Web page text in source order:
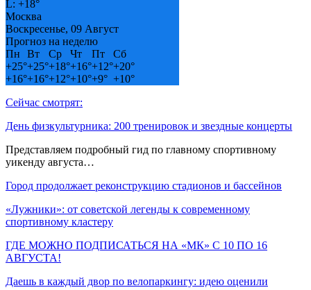
L: +18°
Москва
Воскресенье, 09 Август
Прогноз на неделю
Пн
Вт Ср Чт Пт
Сб
+25°+25°+18°+16°+12°+20°
+16°+16°+12°+10°+9° +10°
Сейчас смотрят:
День физкультурника: 200 тренировок и звездные концерты
Представляем подробный гид по главному спортивному
уикенду августа…
Город продолжает реконструкцию стадионов и бассейнов
«Лужники»: от советской легенды к современному
спортивному кластеру
ГДЕ МОЖНО ПОДПИСАТЬСЯ НА «МК» С 10 ПО 16
АВГУСТА!
Даешь в каждый двор по велопаркингу: идею оценили